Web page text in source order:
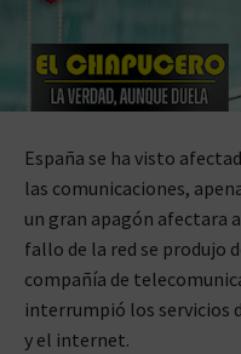
España se ha visto
las comunicaciones,
un gran apagón afectara
fallo de la red se produjo
compañía de
interrumpió los servicios
y el internet.